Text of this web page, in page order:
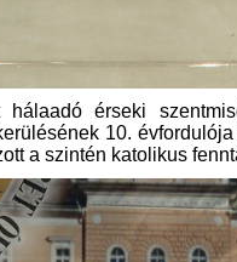
hálaadó érseki
10.
a szintén katolikus